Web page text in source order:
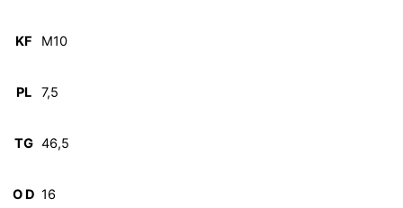
KF M10
PL 7,5
TG 46,5
O D 16